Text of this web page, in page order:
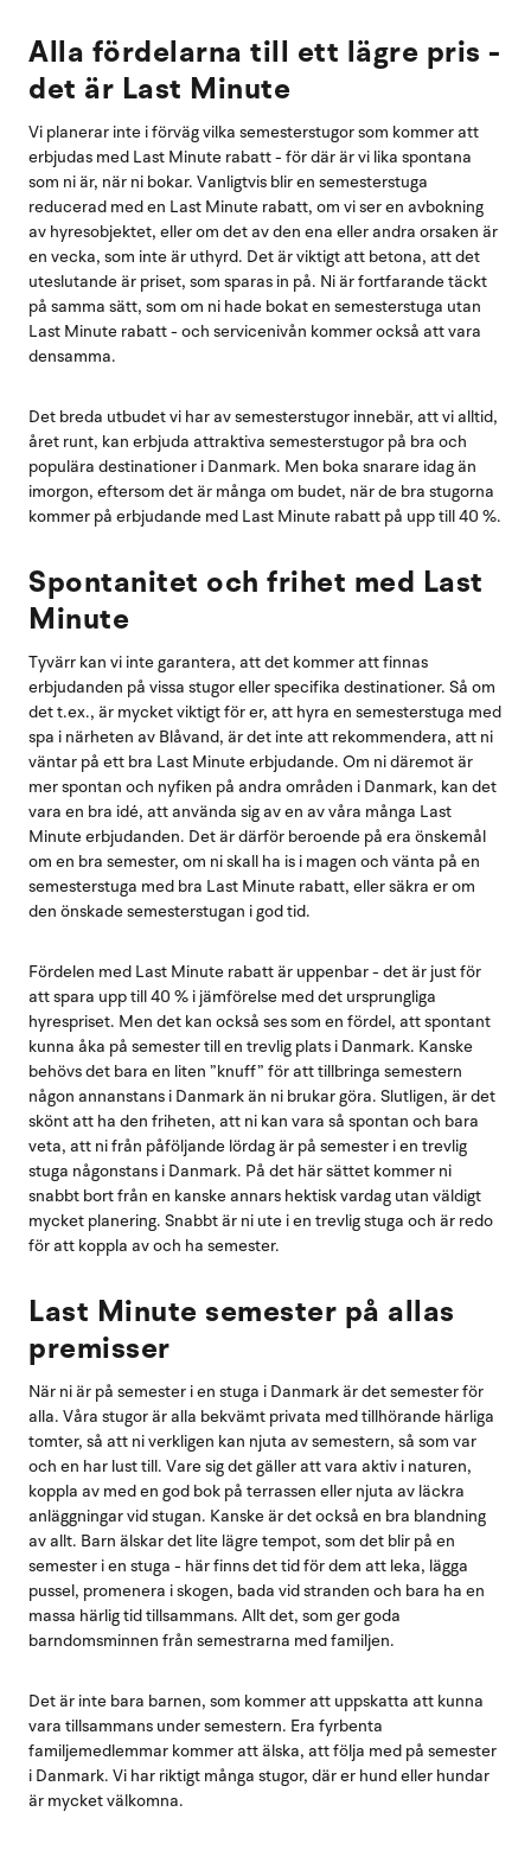
Alla fördelarna till ett lägre pris -
det är Last Minute
Vi planerar inte i förväg vilka semesterstugor som kommer att
erbjudas med Last Minute rabatt - för där är vi lika spontana
som ni är, när ni bokar. Vanligtvis blir en semesterstuga
reducerad med en Last Minute rabatt, om vi ser en avbokning
av hyresobjektet, eller om det av den ena eller andra orsaken är
en vecka, som inte är uthyrd. Det är viktigt att betona, att det
uteslutande är priset, som sparas in på. Ni är fortfarande täckt
på samma sätt, som om ni hade bokat en semesterstuga utan
Last Minute rabatt - och servicenivån kommer också att vara
densamma.
Det breda utbudet vi har av semesterstugor innebär, att vi alltid,
året runt, kan erbjuda attraktiva semesterstugor på bra och
populära destinationer i Danmark. Men boka snarare idag än
imorgon, eftersom det är många om budet, när de bra stugorna
kommer på erbjudande med Last Minute rabatt på upp till 40 %.
Spontanitet och frihet med Last
Minute
Tyvärr kan vi inte garantera, att det kommer att finnas
erbjudanden på vissa stugor eller specifika destinationer. Så om
det t.ex., är mycket viktigt för er, att hyra en semesterstuga med
spa i närheten av Blåvand, är det inte att rekommendera, att ni
väntar på ett bra Last Minute erbjudande. Om ni däremot är
mer spontan och nyfiken på andra områden i Danmark, kan det
vara en bra idé, att använda sig av en av våra många Last
Minute erbjudanden. Det är därför beroende på era önskemål
om en bra semester, om ni skall ha is i magen och vänta på en
semesterstuga med bra Last Minute rabatt, eller säkra er om
den önskade semesterstugan i god tid.
Fördelen med Last Minute rabatt är uppenbar - det är just för
att spara upp till 40 % i jämförelse med det ursprungliga
hyrespriset. Men det kan också ses som en fördel, att spontant
kunna åka på semester till en trevlig plats i Danmark. Kanske
behövs det bara en liten ”knuff” för att tillbringa semestern
någon annanstans i Danmark än ni brukar göra. Slutligen, är det
skönt att ha den friheten, att ni kan vara så spontan och bara
veta, att ni från påföljande lördag är på semester i en trevlig
stuga någonstans i Danmark. På det här sättet kommer ni
snabbt bort från en kanske annars hektisk vardag utan väldigt
mycket planering. Snabbt är ni ute i en trevlig stuga och är redo
för att koppla av och ha semester.
Last Minute semester på allas
premisser
När ni är på semester i en stuga i Danmark är det semester för
alla. Våra stugor är alla bekvämt privata med tillhörande härliga
tomter, så att ni verkligen kan njuta av semestern, så som var
och en har lust till. Vare sig det gäller att vara aktiv i naturen,
koppla av med en god bok på terrassen eller njuta av läckra
anläggningar vid stugan. Kanske är det också en bra blandning
av allt. Barn älskar det lite lägre tempot, som det blir på en
semester i en stuga - här finns det tid för dem att leka, lägga
pussel, promenera i skogen, bada vid stranden och bara ha en
massa härlig tid tillsammans. Allt det, som ger goda
barndomsminnen från semestrarna med familjen.
Det är inte bara barnen, som kommer att uppskatta att kunna
vara tillsammans under semestern. Era fyrbenta
familjemedlemmar kommer att älska, att följa med på semester
i Danmark. Vi har riktigt många stugor, där er hund eller hundar
är mycket välkomna.